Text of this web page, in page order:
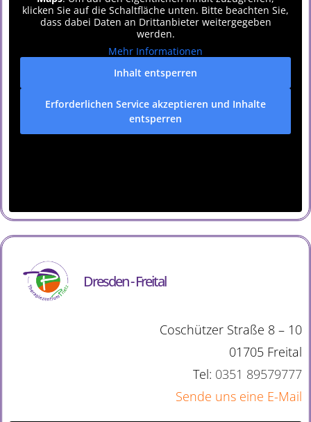
klicken Sie auf die Schaltfläche unten. Bitte beachten Sie,
dass dabei Daten an Drittanbieter weitergegeben
werden.
Mehr Informationen
Inhalt entsperren
Erforderlichen Service akzeptieren und Inhalte
entsperren
Dresden - Freital
Coschützer Straße 8 – 10
01705 Freital
Tel: 0351 89579777
Sende uns eine E-Mail